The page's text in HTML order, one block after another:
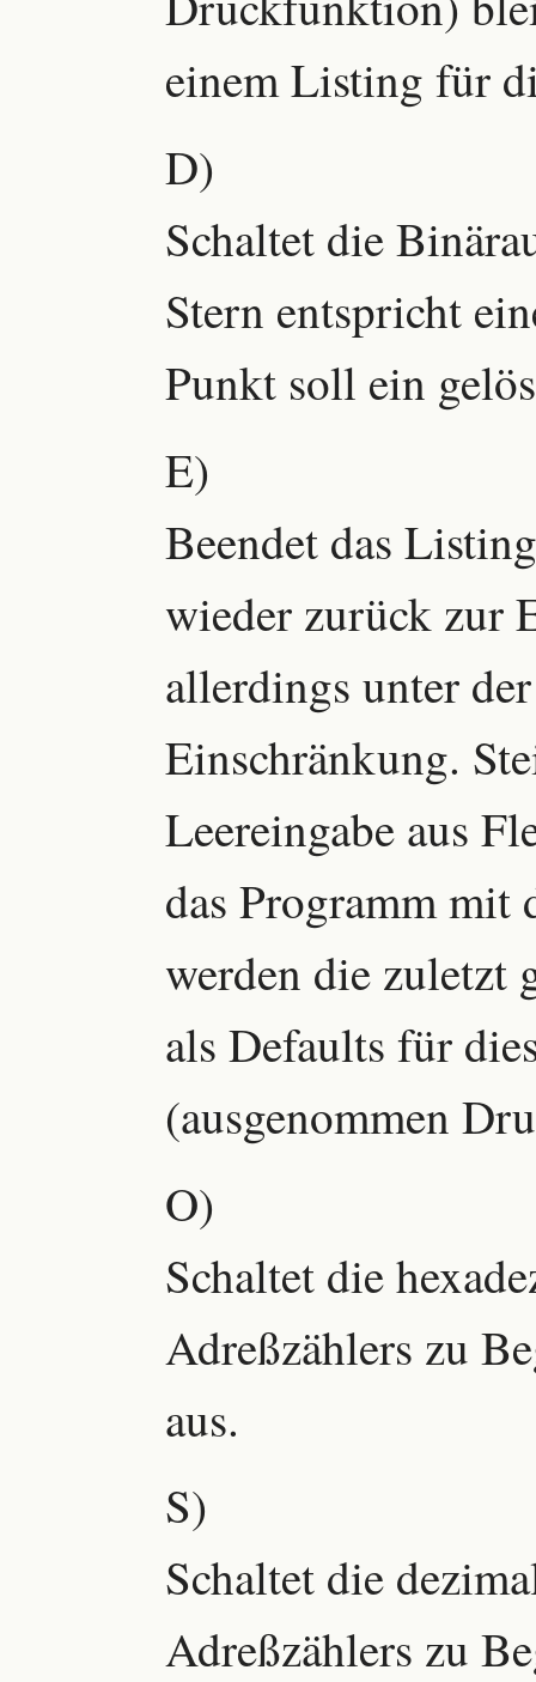
einem Listing für
D)
Schaltet die
Stern entspricht
Punkt soll ein
E)
Beendet das
wieder zurück zur
allerdings unter
Einschränkung.
Leereingabe aus
das Programm mit
werden die zuletzt
als Defaults für
(ausgenommen
O)
Schaltet die
Adreßzählers zu
aus.
S)
Schaltet die
Adreßzählers zu